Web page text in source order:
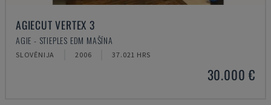
AGIECUT VERTEX 3
AGIE - STIEPLES EDM MAŠĪNA
SLOVĒNIJA 2006 37.021 HRS
30.000 €